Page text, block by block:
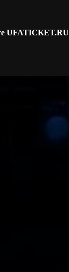
UFATICKET.RU